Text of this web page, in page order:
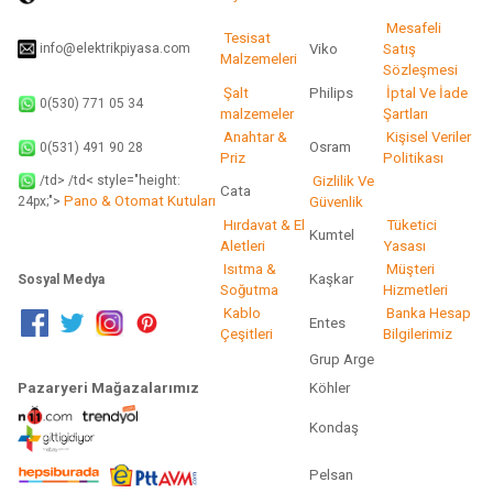
info@elektrikpiyasa.com
Tesisat
Malzemeleri
Viko
Mesafeli
Satış
Sözleşmesi
0(530) 771 05 34
Şalt
malzemeler
Philips
İptal Ve İade
Şartları
0(531) 491 90 28
Anahtar &
Priz
Osram
Kişisel Veriler
Politikası
/td> /td< style="height:
24px;"> Pano & Otomat Kutuları
Cata
Gizlilik Ve
Güvenlik
Hırdavat & El
Aletleri
Kumtel
Tüketici
Yasası
Sosyal Medya
Isıtma &
Soğutma
Kaşkar
Müşteri
Hizmetleri
Kablo
Çeşitleri
Entes
Banka Hesap
Bilgilerimiz
Grup Arge
Pazaryeri Mağazalarımız
Köhler
Kondaş
Pelsan